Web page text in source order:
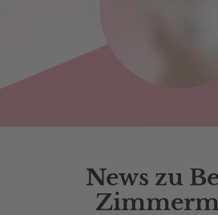
News zu